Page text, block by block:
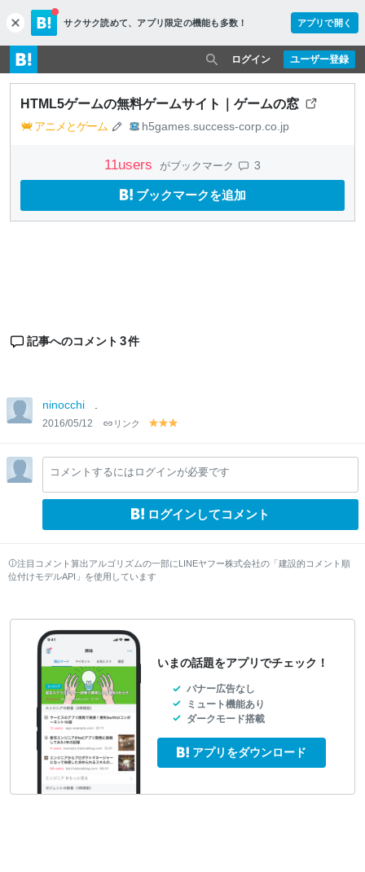
c
l
o
s
e
サクサク読めて、 アプリ限定の機能も多数！ アプリで開く
ユーザー登録
ログイン
HTML5ゲームの無料ゲームサイト｜ゲームの窓
アニメとゲーム h5games.success-corp.co.jp
11users がブックマーク 3
ブックマークを追加
記事へのコメント 3件
ninocchi
2016/05/12 リンク
y
lo
w
y
lo
w
lo
w
コメントするにはログインが必要です
ログインしてコメント
注目コメント算出アルゴリズムの一部にLINEヤフー株式会社の「建設的コメント順
位付けモデルAPI」を使用しています
いまの話題をアプリでチェック！
バナー広告なし
ミュート機能あり
ダークモード搭載
アプリをダウンロード